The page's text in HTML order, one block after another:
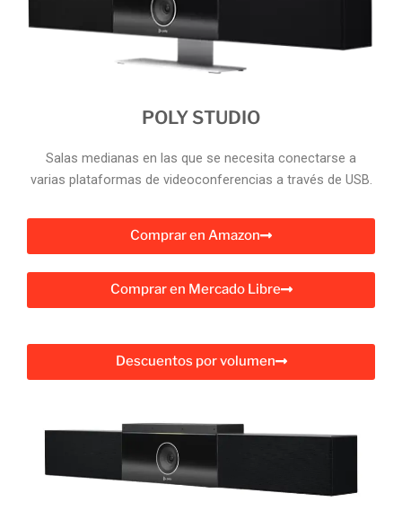
POLY STUDIO
Salas medianas en las que se necesita conectarse a
varias plataformas de videoconferencias a través de USB.
Comprar en Amazon
Comprar en Mercado Libre
Descuentos por volumen